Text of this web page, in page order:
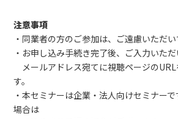
注意事項
・同業者の方のご参加は、ご遠慮いただい
・お申し込み手続き完了後、ご入力いた
メールアドレス宛てに視聴ページの
す。
・本セミナーは企業・法人向けセミナー
場合は